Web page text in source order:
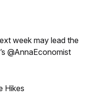
week may lead the
@AnnaEconomist
Hikes